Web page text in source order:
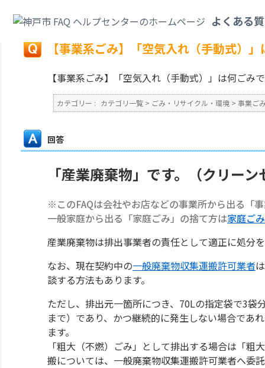
よくある
戻る
【事業系ごみ】「空気入れ（手動式）
【事業系ごみ】「空気入れ（手動式）」は何ごみ
カテゴリー : カテゴリ一覧 > ごみ・リサイクル・環境 > 事業ご
回答
「産業廃棄物」です。（クリー
※このFAQは会社やお店などの事業所から出る「
一般家庭から出る「家庭ごみ」の捨て方は家庭ご
産業廃棄物は排出事業者の責任として適正に処分
なお、現在契約中の一般廃棄物収集運搬許可業者
談する方法もあります。
ただし、排出元一箇所につき、70Lの指定袋で3
まで）であり、かつ継続的に発生しない場合であ
ます。
「粗大（不燃）ごみ」として排出する場合は「
搬については、一般廃棄物収集運搬許可業者へ委